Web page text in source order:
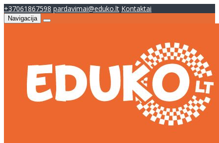
+37061867598 pardavimai@eduko.lt Kontaktai
Navigacija